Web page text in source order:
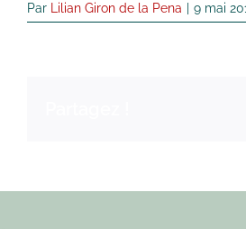
Par Lilian Giron de la Pena 9 mai